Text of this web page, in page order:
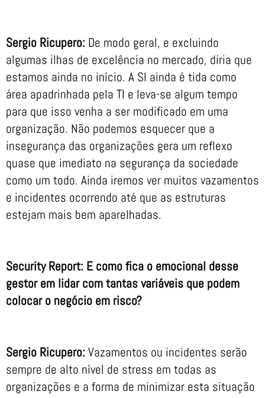
Sergio Ricupero: De modo geral, e excluindo
algumas ilhas de excelência no mercado, diria que
estamos ainda no início. A SI ainda é tida como
área apadrinhada pela TI e leva-se algum tempo
para que isso venha a ser modificado em uma
organização. Não podemos esquecer que a
insegurança das organizações gera um reflexo
quase que imediato na segurança da sociedade
como um todo. Ainda iremos ver muitos vazamentos
e incidentes ocorrendo até que as estruturas
estejam mais bem aparelhadas.
Security Report: E como fica o emocional desse
gestor em lidar com tantas variáveis que podem
colocar o negócio em risco?
Sergio Ricupero: Vazamentos ou incidentes serão
sempre de alto nível de stress em todas as
organizações e a forma de minimizar esta situação